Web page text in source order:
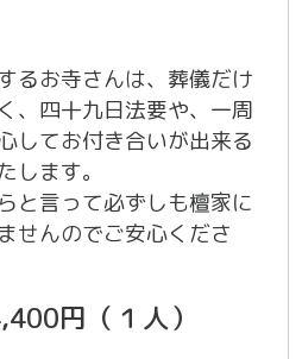
るお寺さんは、葬儀だけ
、四十九日法要や、一周
してお付き合いが出来る
します。
と言って必ずしも檀家に
せんのでご安心くださ
円（１人）